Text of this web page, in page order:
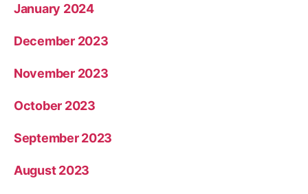
January 2024
December 2023
November 2023
October 2023
September 2023
August 2023